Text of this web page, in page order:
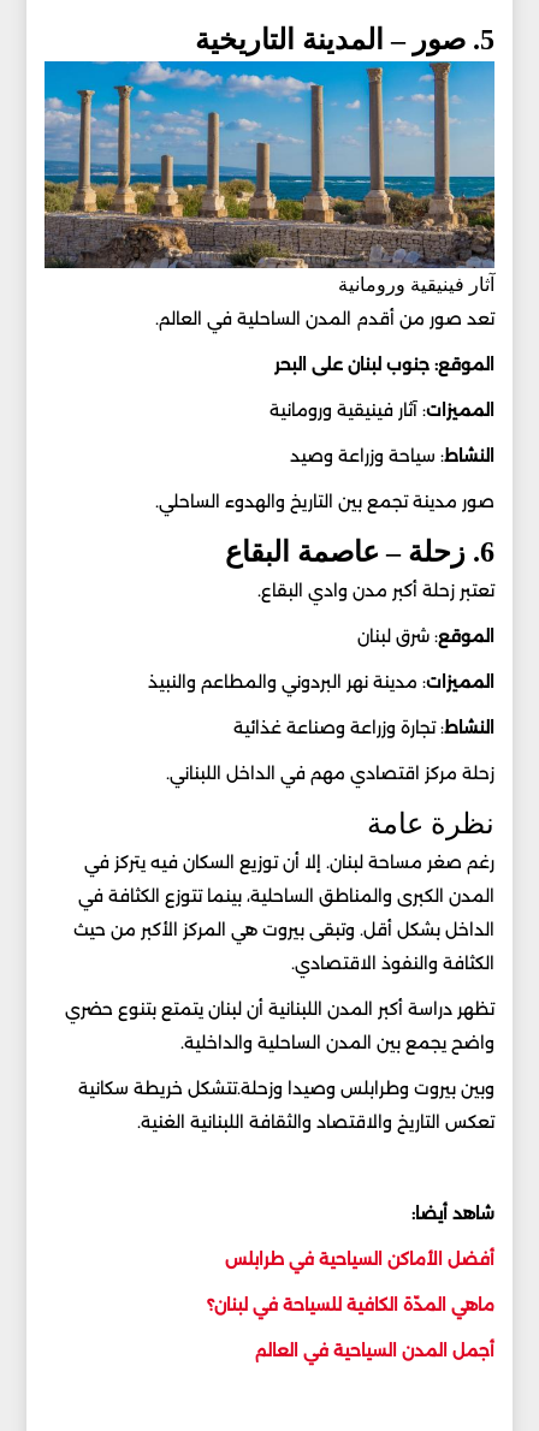
5. صور – المدينة التاريخية
آثار فينيقية ورومانية
تعد صور من أقدم المدن الساحلية في العالم.
الموقع: جنوب لبنان على البحر
المميزات: آثار فينيقية ورومانية
النشاط: سياحة وزراعة وصيد
صور مدينة تجمع بين التاريخ والهدوء الساحلي.
6. زحلة – عاصمة البقاع
تعتبر زحلة أكبر مدن وادي البقاع.
الموقع: شرق لبنان
المميزات: مدينة نهر البردوني والمطاعم والنبيذ
النشاط: تجارة وزراعة وصناعة غذائية
زحلة مركز اقتصادي مهم في الداخل اللبناني.
نظرة عامة
رغم صغر مساحة لبنان. إلا أن توزيع السكان فيه يتركز في
المدن الكبرى والمناطق الساحلية، بينما تتوزع الكثافة في
الداخل بشكل أقل. وتبقى بيروت هي المركز الأكبر من حيث
الكثافة والنفوذ الاقتصادي.
تظهر دراسة أكبر المدن اللبنانية أن لبنان يتمتع بتنوع حضري
واضح يجمع بين المدن الساحلية والداخلية.
وبين بيروت وطرابلس وصيدا وزحلة.تتشكل خريطة سكانية
تعكس التاريخ والاقتصاد والثقافة اللبنانية الغنية.
شاهد أيضا:
أفضل الأماكن السياحية في طرابلس
ماهي المدّة الكافية للسياحة في لبنان؟
أجمل المدن السياحية في العالم